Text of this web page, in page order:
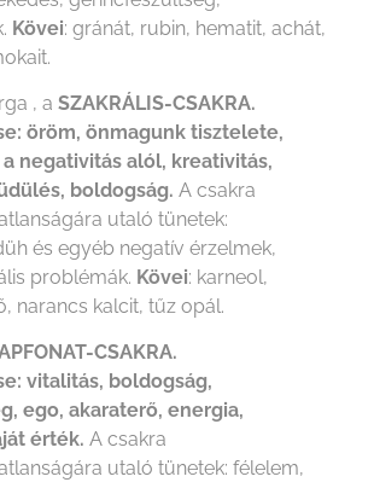
Kövei: gránát, rubin, hematit, achát,
, a SZAKRÁLIS-CSAKRA.
öröm, önmagunk tisztelete,
negativitás alól, kreativitás,
boldogság. A csakra
utaló tünetek:
és egyéb negatív érzelmek,
problémák. Kövei: karneol,
narancs kalcit, tűz opál.
CSAKRA.
vitalitás, boldogság,
ego, akaraterő, energia,
érték. A csakra
utaló tünetek: félelem,